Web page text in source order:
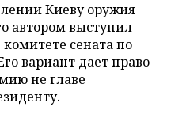
Киеву оружия
автором выступил
сената по
вариант дает право
не главе